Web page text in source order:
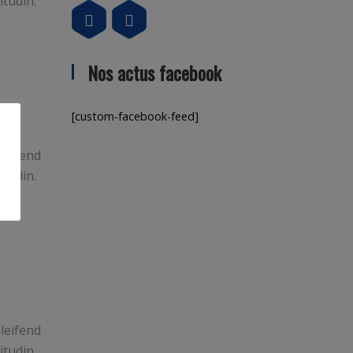
Nos actus facebook
[custom-facebook-feed]